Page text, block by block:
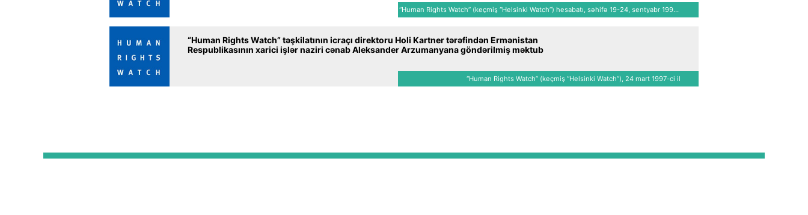
“Human Rights Watch” (keçmiş “Helsinki Watch”) hesabatı, səhifə 19-24, sentyabr 1992-
ci il
“Human Rights Watch” təşkilatının icraçı direktoru Holi Kartner tərəfindən Ermənistan
Respublikasının xarici işlər naziri cənab Aleksander Arzumanyana göndərilmiş məktub
“Human Rights Watch” (keçmiş “Helsinki Watch”), 24 mart 1997-ci il